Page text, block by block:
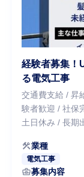
経験者募集！
る電気工事
交通費支給 / 昇
験者歓迎 / 社保
土日休み / 長期
construction業種
電気工事
business_center募集内容